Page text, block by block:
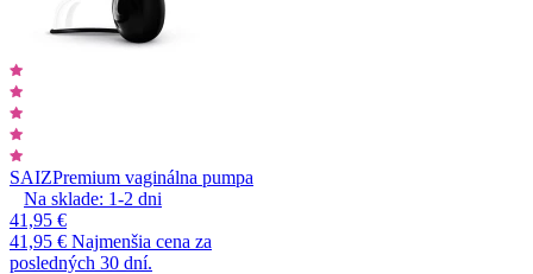
SAIZPremium vaginálna pumpa
Na sklade: 1-2 dni
41,95 €
41,95 € Najmenšia cena za
posledných 30 dní.